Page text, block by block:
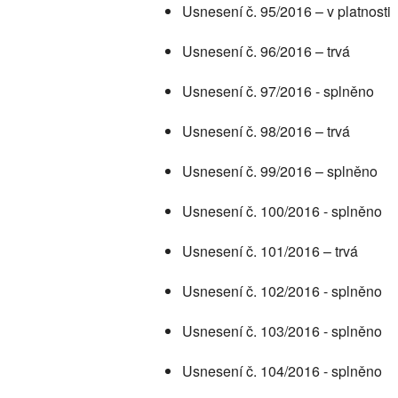
Usnesení č. 95/2016 – v platnosti
Usnesení č. 96/2016 – trvá
Usnesení č. 97/2016 - splněno
Usnesení č. 98/2016 – trvá
Usnesení č. 99/2016 – splněno
Usnesení č. 100/2016 - splněno
Usnesení č. 101/2016 – trvá
Usnesení č. 102/2016 - splněno
Usnesení č. 103/2016 - splněno
Usnesení č. 104/2016 - splněno